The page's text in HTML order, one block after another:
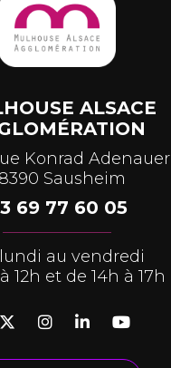
ALSACE
Konrad Adenauer
Sausheim
69 77 60 05
au vendredi
12h et de 14h à 17h